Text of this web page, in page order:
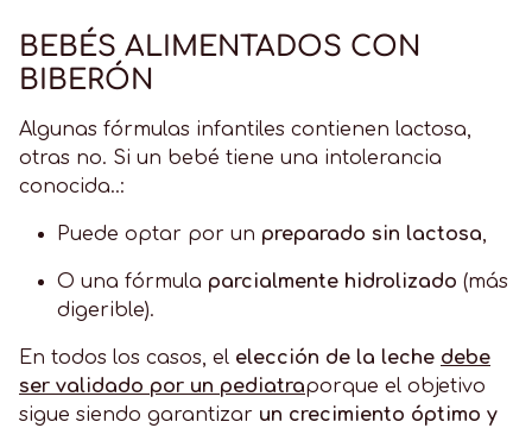
BEBÉS ALIMENTADOS CON
BIBERÓN
Algunas fórmulas infantiles contienen lactosa,
otras no. Si un bebé tiene una intolerancia
conocida..:
Puede optar por un preparado sin lactosa,
O una fórmula parcialmente hidrolizado (más
digerible).
En todos los casos, el elección de la leche debe
ser validado por un pediatraporque el objetivo
sigue siendo garantizar un crecimiento óptimo y